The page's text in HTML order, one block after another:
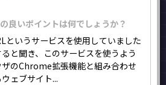
良いポイントは何でしょうか？
というサービスを使用していました
と聞き、このサービスを使うよう
のChrome拡張機能と組み合わせ
ェブサイト...